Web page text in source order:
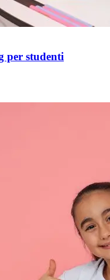
per studenti